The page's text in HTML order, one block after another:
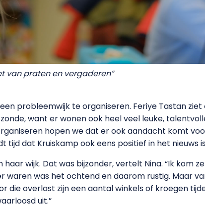
van praten en vergaderen”
probleemwijk te organiseren. Feriye Tastan ziet
want er wonen ook heel veel leuke,
hopen we dat er ook aandacht komt
dat Kruiskamp ook eens positief in het nieuws
wijk. Dat was bijzonder, vertelt Nina. “Ik kom
was het ochtend en daarom rustig. Maar
die overlast zijn een aantal winkels of kroegen
uit.”